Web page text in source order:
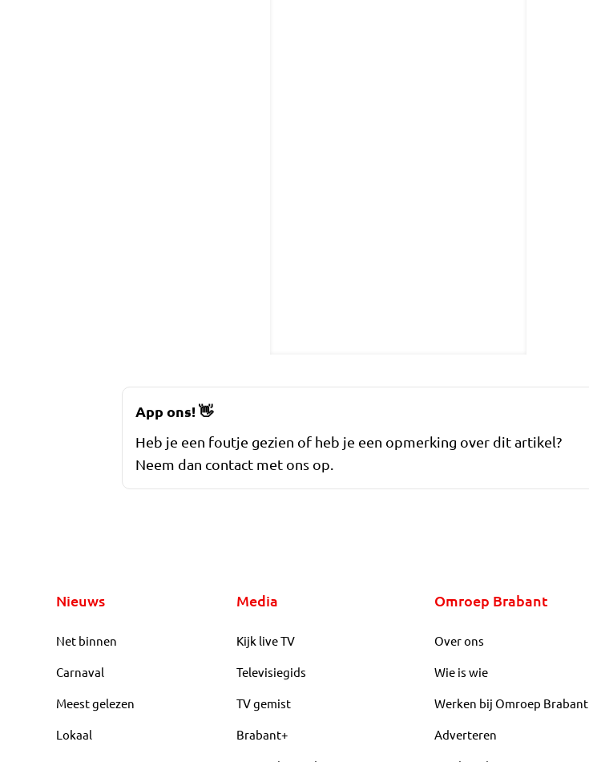
App ons!👋
Heb je een foutje gezien of heb je een opmerking over dit artikel?
Neem dan contact met ons op.
Nieuws
Net binnen
Carnaval
Meest gelezen
Lokaal
Media
Kijk live TV
Televisiegids
TV gemist
Brabant+
Omroep Brabant
Over ons
Wie is wie
Werken bij Omroep Brabant
Adverteren